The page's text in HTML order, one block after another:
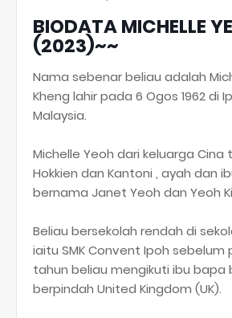
BIODATA MICHELLE
(2023)~~
Nama sebenar beliau adalah
Kheng lahir pada 6 Ogos 1962 di
Malaysia.
Michelle Yeoh dari keluarga
Hokkien dan Kantoni , ayah dan
bernama Janet Yeoh dan Yeoh
Beliau bersekolah rendah di
iaitu SMK Convent Ipoh sebelum
tahun beliau mengikuti ibu bapa
berpindah United Kingdom (UK).